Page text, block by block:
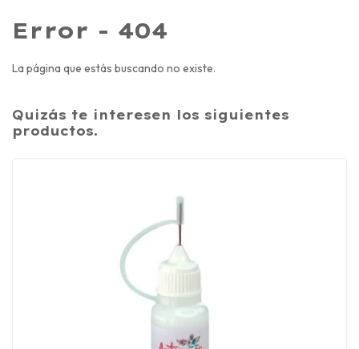
Error - 404
La página que estás buscando no existe.
Quizás te interesen los siguientes
productos.